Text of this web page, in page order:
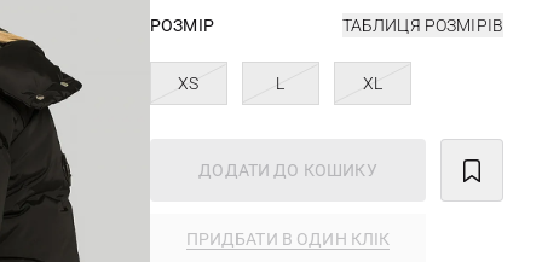
РОЗМІР ТАБЛИЦЯ РОЗМІРІВ
XS L XL
ДОДАТИ ДО КОШИКУ
ПРИДБАТИ В ОДИН КЛІК